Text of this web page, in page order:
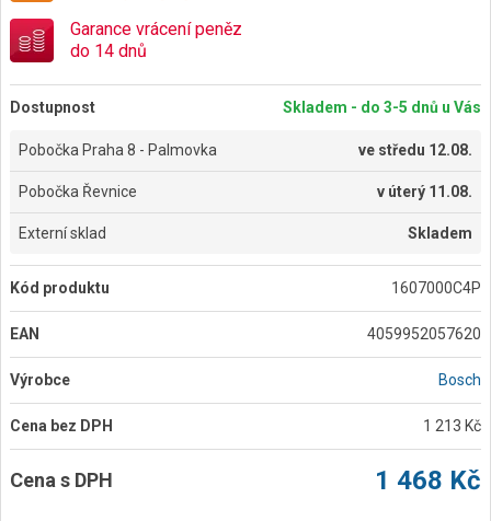
Garance vrácení peněz
do 14 dnů
Dostupnost Skladem - do 3-5 dnů u Vás
Pobočka Praha 8 - Palmovka ve středu 12.08.
Pobočka Řevnice v úterý 11.08.
Externí sklad Skladem
Kód produktu 1607000C4P
EAN 4059952057620
Výrobce Bosch
Cena bez DPH 1 213 Kč
Cena s DPH 1 468 Kč